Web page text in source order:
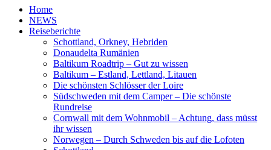
Home
NEWS
Reiseberichte
Schottland, Orkney, Hebriden
Donaudelta Rumänien
Baltikum Roadtrip – Gut zu wissen
Baltikum – Estland, Lettland, Litauen
Die schönsten Schlösser der Loire
Südschweden mit dem Camper – Die schönste
Rundreise
Cornwall mit dem Wohnmobil – Achtung, dass müsst
ihr wissen
Norwegen – Durch Schweden bis auf die Lofoten